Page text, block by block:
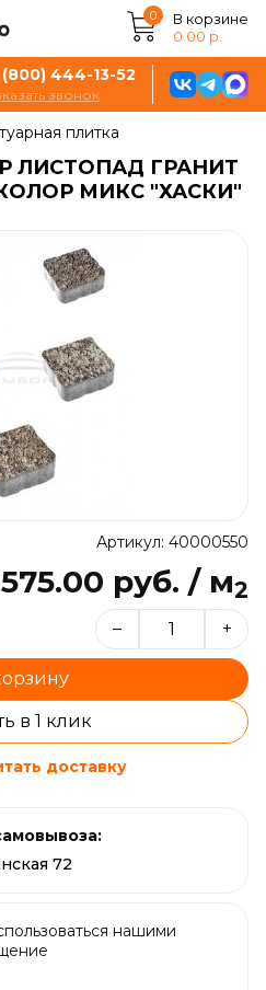
0
В корзине
0.00 р.
(800) 444-13-52
звонок
плитка
ЛИСТОПАД ГРАНИТ
МИКС "ХАСКИ"
Артикул: 40000550
руб. / м2
– +
в 1 клик
доставку
72
нашими